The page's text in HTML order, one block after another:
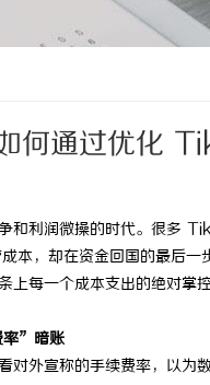
何通过优化
和利润微操的时代。很多
本，却在资金回国的最
上每一个成本支出的绝对掌
率”暗账
对外宣称的手续费率，以